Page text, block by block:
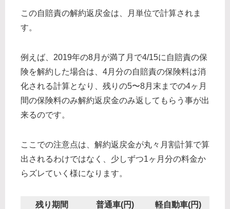
この自賠責の解約返戻金は、月単位で計算されま
す。
例えば、2019年の8月が満了月で4/15に自賠責の保
険を解約した場合は、4月分の自賠責の保険料は消
化される計算となり、残りの5〜8月末までの4ヶ月
間の保険料のみ解約返戻金のみ返してもらう事が出
来るのです。
ここでの注意点は、解約返戻金が丸々月割計算で算
出されるわけではなく、少しずつ1ヶ月分の料金か
らズレていく様になります。
残り期間 普通車(円) 軽自動車(円)